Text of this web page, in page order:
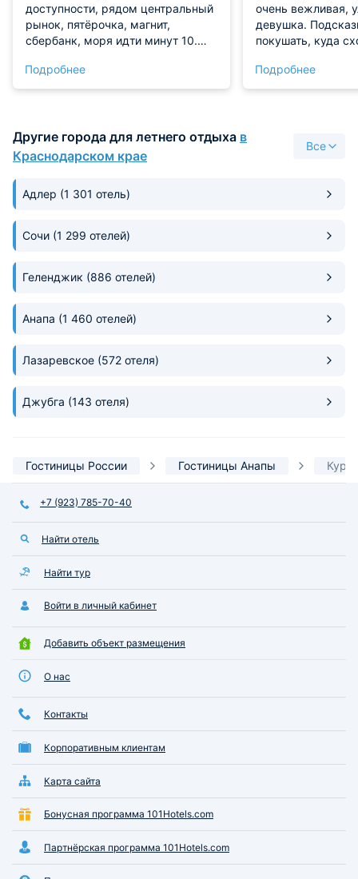
доступности, рядом центральный
рынок, пятёрочка, магнит,
сбербанк, моря идти минут 10.
приём и тихий, спокойный отдых.
Подробнее
очень вежливая,
девушка.
покушать, куда
Подробнее
Другие города для летнего отдыха в
Краснодарском крае
Все
Адлер (1 301 отель)
Сочи (1 299 отелей)
Геленджик (886 отелей)
Анапа (1 460 отелей)
Лазаревское (572 отеля)
Джубга (143 отеля)
Гостиницы России Гостиницы Анапы
+7 (923) 785-70-40
Найти отель
Найти тур
Войти в личный кабинет
Добавить объект размещения
О нас
Контакты
Корпоративным клиентам
Карта сайта
Бонусная программа 101Hotels.com
Партнёрская программа 101Hotels.com